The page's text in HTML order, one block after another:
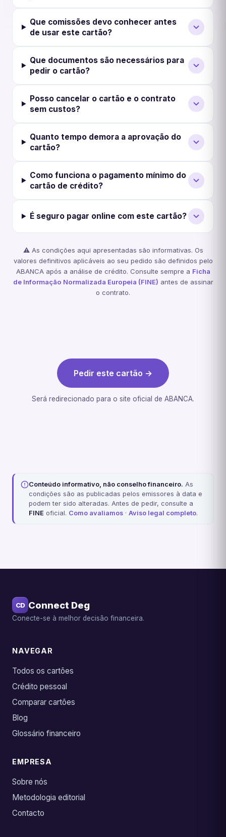
Que comissões devo conhecer antes
de usar este cartão?
Que documentos são necessários para
pedir o cartão?
Posso cancelar o cartão e o contrato
sem custos?
Quanto tempo demora a aprovação do
cartão?
Como funciona o pagamento mínimo do
cartão de crédito?
É seguro pagar online com este cartão?
⚠️ As condições aqui apresentadas são informativas. Os
valores definitivos aplicáveis ao seu pedido são definidos pelo
ABANCA após a análise de crédito. Consulte sempre a Ficha
de Informação Normalizada Europeia (FINE) antes de assinar
o contrato.
Pedir este cartão →
Será redirecionado para o site oficial de ABANCA.
Conteúdo informativo, não conselho financeiro. As
condições são as publicadas pelos emissores à data e
podem ter sido alteradas. Antes de pedir, consulte a
FINE oficial. Como avaliamos · Aviso legal completo.
CD Connect Deg
Conecte-se à melhor decisão financeira.
NAVEGAR
Todos os cartões
Crédito pessoal
Comparar cartões
Blog
Glossário financeiro
EMPRESA
Sobre nós
Metodologia editorial
Contacto